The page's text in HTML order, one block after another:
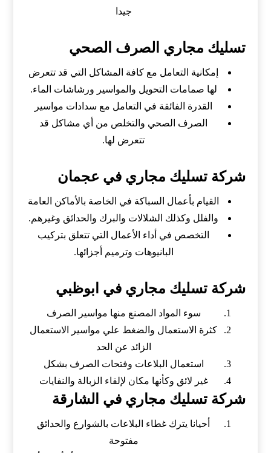
جيدا
تسليك مجاري الصرف الصحي
إمكانية التعامل مع كافة المشاكل التي قد تتعرض
لها صمامات التحويل والمواسير ورشاشات الماء.
القدرة الفائقة في التعامل مع سدادات مواسير
الصرف الصحي والتخلص من أي مشاكل قد
تتعرض لها.
شركة تسليك مجاري في عجمان
القيام بأعمال السباكة في الخاصة بالأماكن العامة
والفلل وكذلك الشلالات والبرك والحدائق وغيرهم.
التخصص في أداء الأعمال التي تتعلق بتركيب
البانيوهات وترميم أجزائها.
شركة تسليك مجاري في ابوظبي
سوء المواد المصنع منها مواسير الصرف
كثرة الاستعمال والضغط علي مواسير الاستعمال
الزائد عن الحد
استعمال البلاعات وفتحات الصرف بشكل
غير لائق وكأنها مكان لإلقاء الزبالة والنفايات
شركة تسليك مجاري في الشارقة
أحيانا يترك غطاء البلاعات بالشوارع والحدائق
مفتوحة